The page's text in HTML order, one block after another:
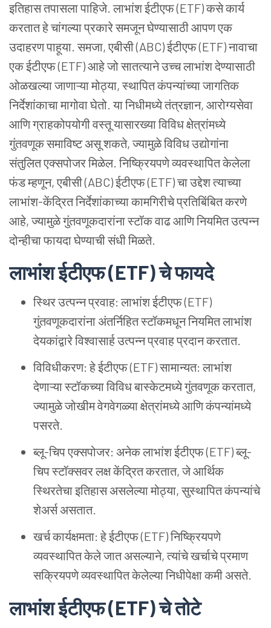
इतिहासतपासलापाहिजे. लाभांशईटीएफ (ETF) कसेकार्य
करतातहेचांगल्याप्रकारेसमजूनघेण्यासाठीआपणएक
उदाहरणपाहूया. समजा, एबीसी (ABC) ईटीएफ (ETF) नावाचा
एकईटीएफ (ETF) आहेजोसातत्यानेउच्चलाभांशदेण्यासाठी
ओळखल्याजाणाऱ्यामोठ्या, स्थापितकंपन्यांच्याजागतिक
निर्देशांकाचामागोवाघेतो. यानिधीमध्येतंत्रज्ञान, आरोग्यसेवा
आणिग्राहकोपयोगीवस्तूयासारख्याविविधक्षेत्रांमध्ये
गुंतवणूकसमाविष्टअसूशकते, ज्यामुळेविविधउद्योगांना
संतुलितएक्सपोजरमिळेल. निष्क्रियपणेव्यवस्थापितकेलेला
फंडम्हणून, एबीसी (ABC) ईटीएफ (ETF) चाउद्देशत्याच्या
लाभांश-केंद्रितनिर्देशांकाच्याकामगिरीचेप्रतिबिंबितकरणे
आहे, ज्यामुळेगुंतवणूकदारांनास्टॉकवाढआणिनियमितउत्पन्न
दोन्हीचाफायदाघेण्याचीसंधीमिळते.
लाभांशईटीएफ (ETF) चेफायदे
स्थिरउत्पन्नप्रवाह: लाभांशईटीएफ (ETF)
गुंतवणूकदारांनाअंतर्निहितस्टॉकमधूननियमितलाभांश
देयकांद्वारेविश्वासार्हउत्पन्नप्रवाहप्रदानकरतात.
विविधीकरण: हेईटीएफ (ETF) सामान्यत: लाभांश
देणाऱ्यास्टॉकच्याविविधबास्केटमध्येगुंतवणूककरतात,
ज्यामुळेजोखीमवेगवेगळ्याक्षेत्रांमध्येआणिकंपन्यांमध्ये
पसरते.
ब्लू-चिपएक्सपोजर: अनेकलाभांशईटीएफ (ETF) ब्लू-
चिपस्टॉक्सवरलक्षकेंद्रितकरतात, जेआर्थिक
स्थिरतेचाइतिहासअसलेल्यामोठ्या, सुस्थापितकंपन्यांचे
शेअर्सअसतात.
खर्चकार्यक्षमता: हेईटीएफ (ETF) निष्क्रियपणे
व्यवस्थापितकेलेजातअसल्याने, त्यांचेखर्चाचेप्रमाण
सक्रियपणेव्यवस्थापितकेलेल्यानिधीपेक्षाकमीअसते.
लाभांशईटीएफ (ETF) चेतोटे